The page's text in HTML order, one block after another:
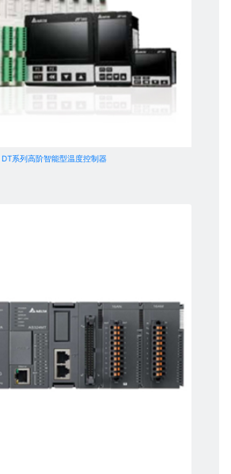
DT系列高阶智能型温度控制器